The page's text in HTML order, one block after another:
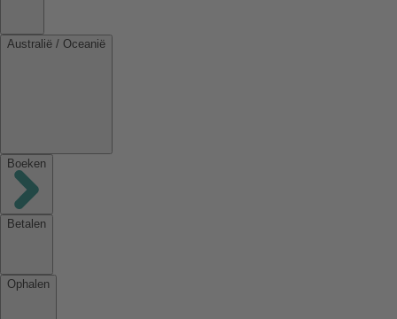
Australië / Oceanië
Boeken
Betalen
Ophalen